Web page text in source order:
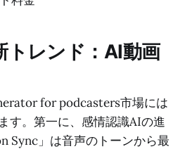
レンド：AI動画
for podcasters市場には
す。第一に、感情認識AIの進
Sync」は音声のトーンから最